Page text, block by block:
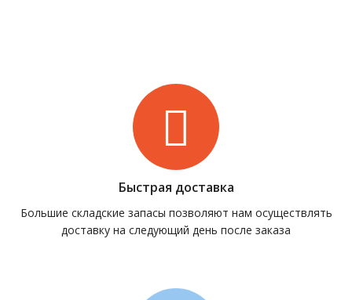
Быстрая доставка
Большие складские запасы позволяют нам осуществлять
доставку на следующий день после заказа